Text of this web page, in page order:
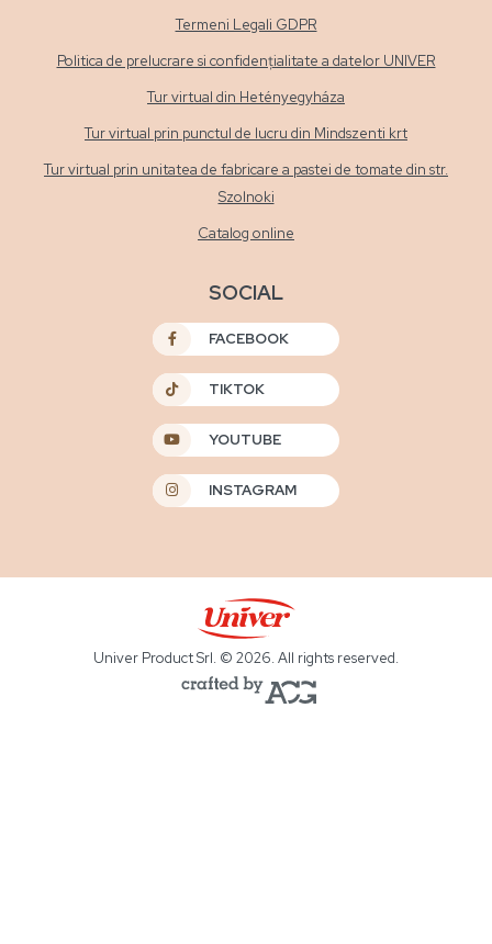
Termeni Legali GDPR
Politica de prelucrare si confidențialitate a datelor UNIVER
Tur virtual din Hetényegyháza
Tur virtual prin punctul de lucru din Mindszenti krt
Tur virtual prin unitatea de fabricare a pastei de tomate din str.
Szolnoki
Catalog online
SOCIAL
FACEBOOK
TIKTOK
YOUTUBE
INSTAGRAM
Univer Product Srl. © 2026. All rights reserved.